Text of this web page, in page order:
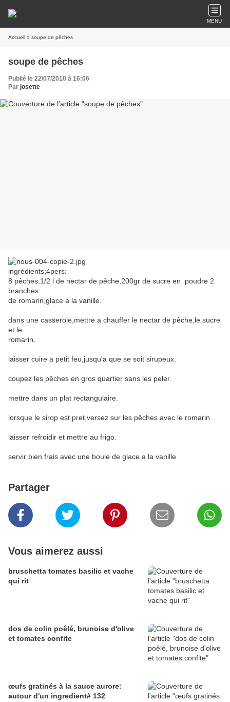
MENU
Accueil » soupe de pêches
soupe de pêches
Publié le 22/07/2010 à 16:06
Par josette
ingrédients;4pers:
8 pêches,1/2 l de nectar de pêche,200gr de sucre en poudre 2
branches
de romarin,glace a la vanille.
dans une casserole,mettre a chauffer le nectar de pêche,le sucre
et le
romarin.
laisser cuire a petit feu,jusqu'a que se soit sirupeux.
coupez les pêches en gros quartier sans les peler.
mettre dans un plat rectangulaire.
lorsque le sirop est pret,versez sur les pêches avec le romarin.
laisser refroidir et mettre au frigo.
servir bien frais avec une boule de glace a la vanille
Partager
Vous aimerez aussi
bruschetta tomates basilic et vache
qui rit
dos de colin poêlé, brunoise d'olive
et tomates confite
œufs gratinés à la sauce aurore:
autour d'un ingredient# 132